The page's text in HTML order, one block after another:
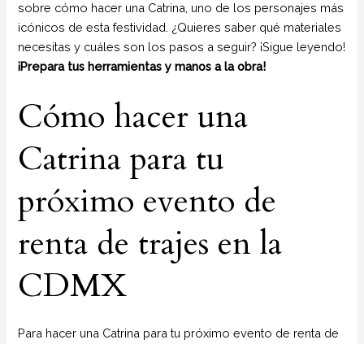
sobre cómo hacer una Catrina, uno de los personajes más
icónicos de esta festividad. ¿Quieres saber qué materiales
necesitas y cuáles son los pasos a seguir? ¡Sigue leyendo!
¡Prepara tus herramientas y manos a la obra!
Cómo hacer una
Catrina para tu
próximo evento de
renta de trajes en la
CDMX
Para hacer una Catrina para tu próximo evento de renta de